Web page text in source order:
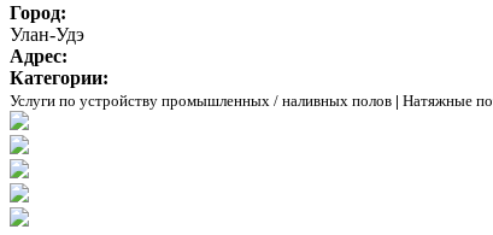
Город:
Улан-Удэ
Адрес:
Категории:
Услуги по устройству промышленных / наливных полов | Натяжные